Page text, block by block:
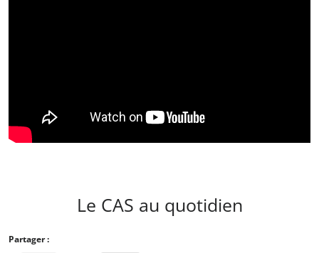
Le CAS au quotidien
Partager :